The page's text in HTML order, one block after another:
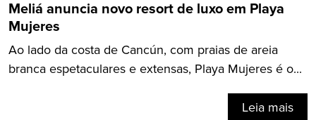
Meliá anuncia novo resort de luxo em Playa
Mujeres
Ao lado da costa de Cancún, com praias de areia
branca espetaculares e extensas, Playa Mujeres é o...
Leia mais